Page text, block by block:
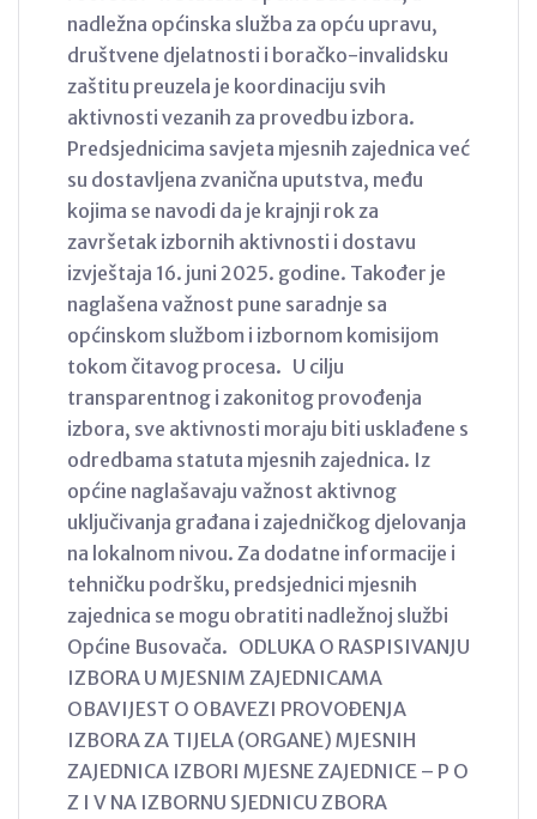
nadležna općinska služba za opću upravu,
društvene djelatnosti i boračko-invalidsku
zaštitu preuzela je koordinaciju svih
aktivnosti vezanih za provedbu izbora.
Predsjednicima savjeta mjesnih zajednica već
su dostavljena zvanična uputstva, među
kojima se navodi da je krajnji rok za
završetak izbornih aktivnosti i dostavu
izvještaja 16. juni 2025. godine. Također je
naglašena važnost pune saradnje sa
općinskom službom i izbornom komisijom
tokom čitavog procesa. U cilju
transparentnog i zakonitog provođenja
izbora, sve aktivnosti moraju biti usklađene s
odredbama statuta mjesnih zajednica. Iz
općine naglašavaju važnost aktivnog
uključivanja građana i zajedničkog djelovanja
na lokalnom nivou. Za dodatne informacije i
tehničku podršku, predsjednici mjesnih
zajednica se mogu obratiti nadležnoj službi
Općine Busovača. ODLUKA O RASPISIVANJU
IZBORA U MJESNIM ZAJEDNICAMA
OBAVIJEST O OBAVEZI PROVOĐENJA
IZBORA ZA TIJELA (ORGANE) MJESNIH
ZAJEDNICA IZBORI MJESNE ZAJEDNICE – P O
Z I V NA IZBORNU SJEDNICU ZBORA